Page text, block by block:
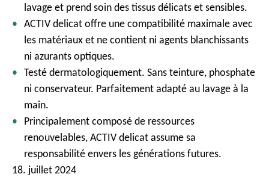
lavage et prend soin des tissus délicats et sensibles.
ACTIV delicat offre une compatibilité maximale avec
les matériaux et ne contient ni agents blanchissants
ni azurants optiques.
Testé dermatologiquement. Sans teinture, phosphate
ni conservateur. Parfaitement adapté au lavage à la
main.
Principalement composé de ressources
renouvelables, ACTIV delicat assume sa
responsabilité envers les générations futures.
18. juillet 2024